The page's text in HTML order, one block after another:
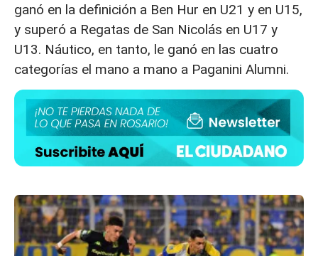
ganó en la definición a Ben Hur en U21 y en U15,
y superó a Regatas de San Nicolás en U17 y
U13. Náutico, en tanto, le ganó en las cuatro
categorías el mano a mano a Paganini Alumni.